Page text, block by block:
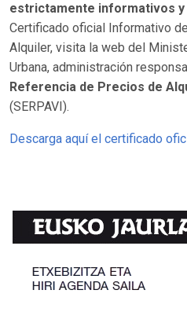
estrictamente informativos y
Certificado oficial Informativo
Alquiler, visita la web del
Urbana, administración
Referencia de Precios de
(SERPAVI).
Descarga aquí el certificado